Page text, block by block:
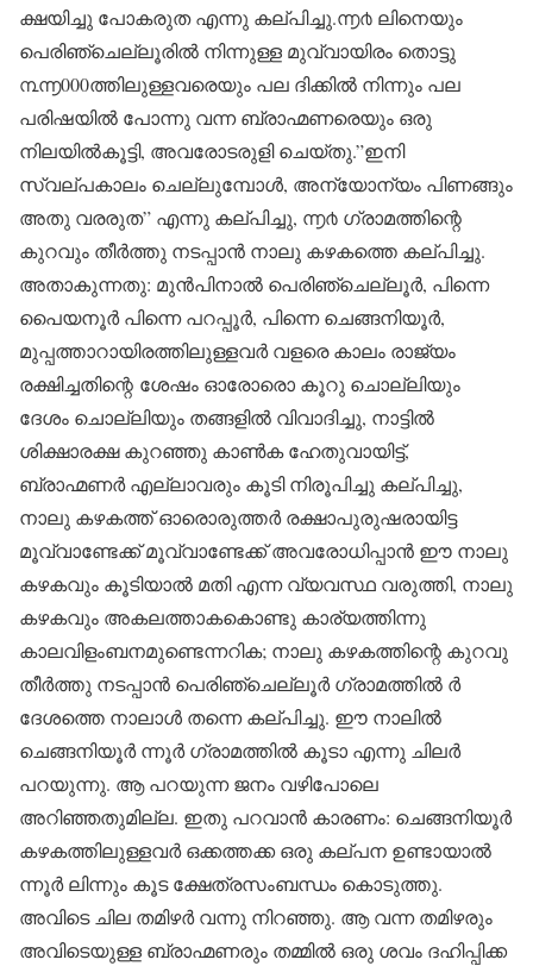
ക്ഷയിച്ചു പോകരുത എന്നു കല്പിച്ചു.൬൪ ലിനെയും
പെരിഞ്ചെല്ലൂരിൽ നിന്നുള്ള മുവ്വായിരം തൊട്ടു
൩൬000ത്തിലുള്ളവരെയും പല ദിക്കിൽ നിന്നും പല
പരിഷയിൽ പോന്നു വന്ന ബ്രാഹ്മണരെയും ഒരു
നിലയിൽകൂട്ടി, അവരോടരുളി ചെയ്തു.”ഇനി
സ്വല്പകാലം ചെല്ലുമ്പോൾ, അന്യോന്യം പിണങ്ങും
അതു വരരുത” എന്നു കല്പിച്ചു, ൬൪ ഗ്രാമത്തിന്റെ
കുറവും തീർത്തു നടപ്പാൻ നാലു കഴകത്തെ കല്പിച്ചു.
അതാകുന്നതു: മുൻപിനാൽ പെരിഞ്ചെല്ലൂർ, പിന്നെ
പൈയനൂർ പിന്നെ പറപ്പൂർ, പിന്നെ ചെങ്ങനിയൂർ,
മുപ്പത്താറായിരത്തിലുള്ളവർ വളരെ കാലം രാജ്യം
രക്ഷിച്ചതിന്റെ ശേഷം ഓരോരൊ കൂറു ചൊല്ലിയും
ദേശം ചൊല്ലിയും തങ്ങളിൽ വിവാദിച്ചു, നാട്ടിൽ
ശിക്ഷാരക്ഷ കുറഞ്ഞു കാൺക ഹേതുവായിട്ട്,
ബ്രാഹ്മണർ എല്ലാവരും കൂടി നിരൂപിച്ചു കല്പിച്ചു,
നാലു കഴകത്ത് ഓരൊരുത്തർ രക്ഷാപുരുഷരായിട്ട
മൂവ്വാണ്ടേക്ക് മൂവ്വാണ്ടേക്ക് അവരോധിപ്പാൻ ഈ നാലു
കഴകവും കൂടിയാൽ മതി എന്ന വ്യവസ്ഥ വരുത്തി, നാലു
കഴകവും അകലത്താകകൊണ്ടു കാര്യത്തിന്നു
കാലവിളംബനമുണ്ടെന്നറിക; നാലു കഴകത്തിന്റെ കുറവു
തീർത്തു നടപ്പാൻ പെരിഞ്ചെല്ലൂർ ഗ്രാമത്തിൽ ർ
ദേശത്തെ നാലാൾ തന്നെ കല്പിച്ചു. ഈ നാലിൽ
ചെങ്ങനിയൂർ ന്നൂർ ഗ്രാമത്തിൽ കൂടാ എന്നു ചിലർ
പറയുന്നു. ആ പറയുന്ന ജനം വഴിപോലെ
അറിഞ്ഞതുമില്ല. ഇതു പറവാൻ കാരണം: ചെങ്ങനിയൂർ
കഴകത്തിലുള്ളവർ ഒക്കത്തക്ക ഒരു കല്പന ഉണ്ടായാൽ
ന്നൂർ ലിന്നും കൂട ക്ഷേത്രസംബന്ധം കൊടുത്തു.
അവിടെ ചില തമിഴർ വന്നു നിറഞ്ഞു. ആ വന്ന തമിഴരും
അവിടെയുള്ള ബ്രാഹ്മണരും തമ്മിൽ ഒരു ശവം ദഹിപ്പിക്ക